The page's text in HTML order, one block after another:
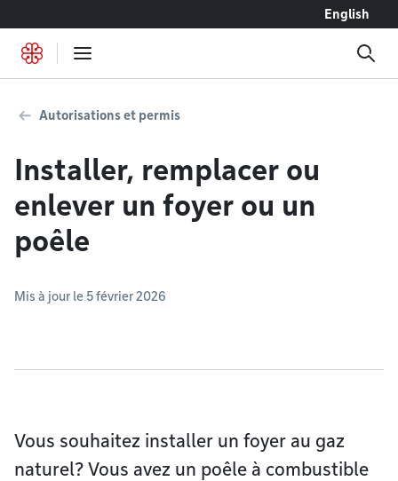
English
Autorisations et permis
Installer, remplacer ou
enlever un foyer ou un
poêle
Mis à jour le 5 février 2026
Vous souhaitez installer un foyer au gaz
naturel? Vous avez un poêle à combustible